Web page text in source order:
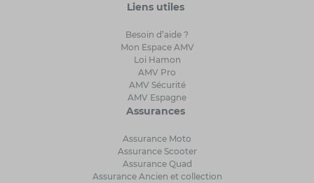
Liens utiles
Besoin d’aide ?
Mon Espace AMV
Loi Hamon
AMV Pro
AMV Sécurité
AMV Espagne
Assurances
Assurance Moto
Assurance Scooter
Assurance Quad
Assurance Ancien et collection